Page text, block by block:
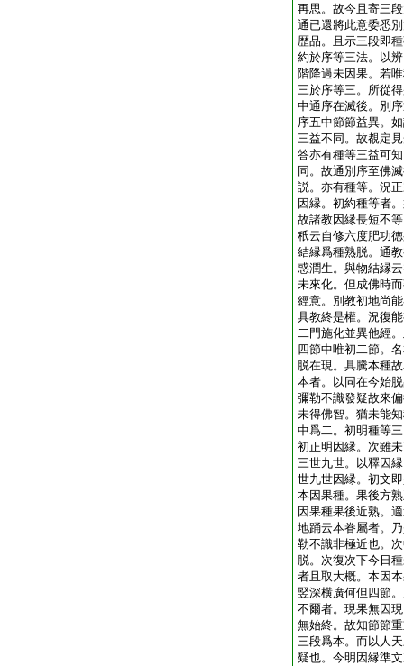
再思。故今且寄三
通已還將此意委悉
歴品。且示三段即
約於序等三法。以
階降過未因果。若
三於序等三。所從
中通序在滅後。別
序五中節節益異。
三益不同。故覩定
答亦有種等三益可
同。故通別序至佛
説。亦有種等。況
因縁。初約種等者
故諸教因縁長短不
秖云自修六度肥功
結縁爲種熟脱。通
惑潤生。與物結縁
未來化。但成佛時
經意。別教初地尚
具教終是權。況復
二門施化並異他經
四節中唯初二節。
脱在現。具騰本種
本者。以同在今始
彌勒不識發疑故來
未得佛智。猶未能
中爲二。初明種等
初正明因縁。次雖
三世九世。以釋因
世九世因縁。初文
本因果種。果後方
因果種果後近熟。
地踊云本眷屬者。
勒不識非極近也。
脱。次復次下今日
者且取大概。本因
竪深横廣何但四節
不爾者。現果無因
無始終。故知節節
三段爲本。而以人
疑也。今明因縁準